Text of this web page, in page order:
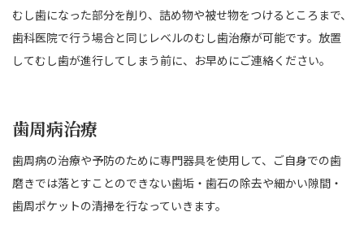
むし歯になった部分を削り、詰め物や被せ物をつけるところまで、
歯科医院で行う場合と同じレベルのむし歯治療が可能です。放置
してむし歯が進行してしまう前に、お早めにご連絡ください。
歯周病治療
歯周病の治療や予防のために専門器具を使用して、ご自身での歯
磨きでは落とすことのできない歯垢・歯石の除去や細かい隙間・
歯周ポケットの清掃を行なっていきます。